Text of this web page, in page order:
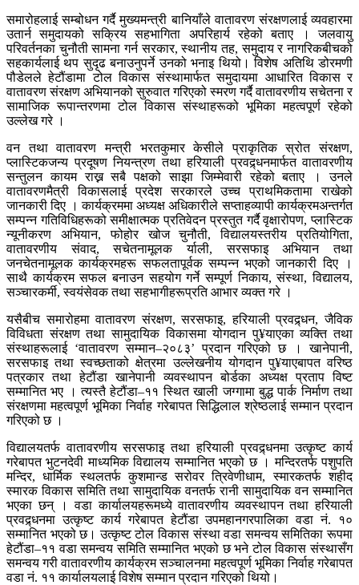
समारोहलाई सम्बोधन गर्दै मुख्यमन्त्री बानियाँले वातावरण संरक्षणलाई व्यवहारमा
उतार्न समुदायको सक्रिय सहभागिता अपरिहार्य रहेको बताए । जलवायु
परिवर्तनका चुनौती सामना गर्न सरकार, स्थानीय तह, समुदाय र नागरिकबीचको
सहकार्यलाई थप सुदृढ बनाउनुपर्ने उनको भनाइ थियो। विशेष अतिथि डोरमणी
पौडेलले हेटौंडामा टोल विकास संस्थामार्फत समुदायमा आधारित विकास र
वातावरण संरक्षण अभियानको सुरुवात गरिएको स्मरण गर्दै वातावरणीय सचेतना र
सामाजिक रूपान्तरणमा टोल विकास संस्थाहरूको भूमिका महत्वपूर्ण रहेको
उल्लेख गरे ।
वन तथा वातावरण मन्त्री भरतकुमार केसीले प्राकृतिक स्रोत संरक्षण,
प्लास्टिकजन्य प्रदूषण नियन्त्रण तथा हरियाली प्रवद्र्धनमार्फत वातावरणीय
सन्तुलन कायम राख्न सबै पक्षको साझा जिम्मेवारी रहेको बताए । उनले
वातावरणमैत्री विकासलाई प्रदेश सरकारले उच्च प्राथमिकतामा राखेको
जानकारी दिए । कार्यक्रममा अध्यक्ष अधिकारीले सप्ताहव्यापी कार्यक्रमअन्तर्गत
सम्पन्न गतिविधिहरूको समीक्षात्मक प्रतिवेदन प्रस्तुत गर्दै वृक्षारोपण, प्लास्टिक
न्यूनीकरण अभियान, फोहोर खोज चुनौती, विद्यालयस्तरीय प्रतियोगिता,
वातावरणीय संवाद, सचेतनामूलक र्याली, सरसफाइ अभियान तथा
जनचेतनामूलक कार्यक्रमहरू सफलतापूर्वक सम्पन्न भएको जानकारी दिए ।
साथै कार्यक्रम सफल बनाउन सहयोग गर्ने सम्पूर्ण निकाय, संस्था, विद्यालय,
सञ्चारकर्मी, स्वयंसेवक तथा सहभागीहरूप्रति आभार व्यक्त गरे ।
यसैबीच समारोहमा वातावरण संरक्षण, सरसफाइ, हरियाली प्रवद्र्धन, जैविक
विविधता संरक्षण तथा सामुदायिक विकासमा योगदान पु¥याएका व्यक्ति तथा
संस्थाहरूलाई ‘वातावरण सम्मान–२०८३’ प्रदान गरिएको छ । खानेपानी,
सरसफाइ तथा स्वच्छताको क्षेत्रमा उल्लेखनीय योगदान पु¥याएबापत वरिष्ठ
पत्रकार तथा हेटौंडा खानेपानी व्यवस्थापन बोर्डका अध्यक्ष प्रताप विष्ट
सम्मानित भए । त्यस्तै हेटौंडा–११ स्थित खाली जग्गामा बुद्ध पार्क निर्माण तथा
संरक्षणमा महत्वपूर्ण भूमिका निर्वाह गरेबापत सिद्धिलाल श्रेष्ठलाई सम्मान प्रदान
गरिएको छ ।
विद्यालयतर्फ वातावरणीय सरसफाइ तथा हरियाली प्रवद्र्धनमा उत्कृष्ट कार्य
गरेबापत भुटनदेवी माध्यमिक विद्यालय सम्मानित भएको छ । मन्दिरतर्फ पशुपति
मन्दिर, धार्मिक स्थलतर्फ कुशमान्ड सरोवर त्रिवेणीधाम, स्मारकतर्फ शहीद
स्मारक विकास समिति तथा सामुदायिक वनतर्फ रानी सामुदायिक वन सम्मानित
भएका छन् । वडा कार्यालयहरूमध्ये वातावरणीय व्यवस्थापन तथा हरियाली
प्रवद्र्धनमा उत्कृष्ट कार्य गरेबापत हेटौंडा उपमहानगरपालिका वडा नं. १०
सम्मानित भएको छ। उत्कृष्ट टोल विकास संस्था वडा समन्वय समितिका रूपमा
हेटौंडा–११ वडा समन्वय समिति सम्मानित भएको छ भने टोल विकास संस्थासँग
समन्वय गरी वातावरणीय कार्यक्रम सञ्चालनमा महत्वपूर्ण भूमिका निर्वाह गरेबापत
वडा नं. ११ कार्यालयलाई विशेष सम्मान प्रदान गरिएको थियो।